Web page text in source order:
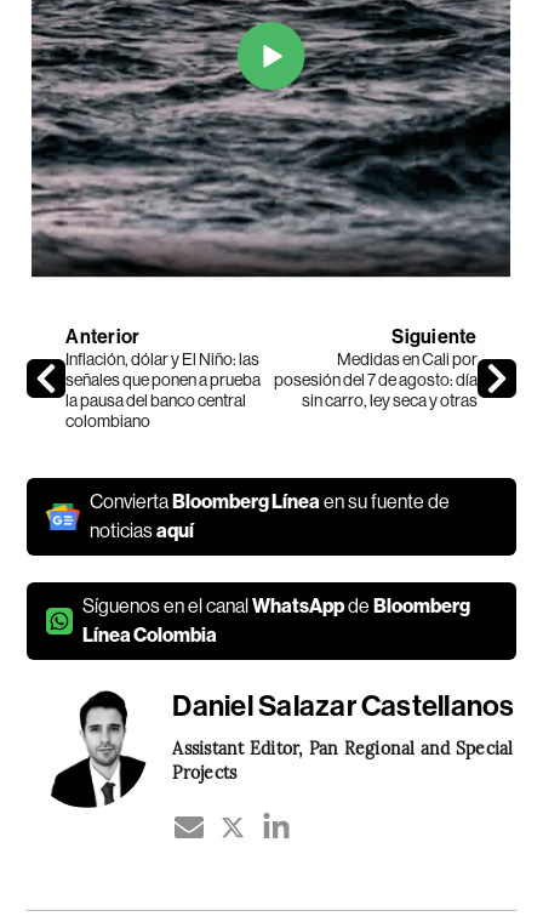
Anterior
Inflación, dólar y El Niño: las
señales que ponen a prueba
la pausa del banco central
colombiano
Siguiente
Medidas en Cali por
posesión del 7 de agosto: día
sin carro, ley seca y otras
ConviertaBloomberg Líneaen su fuente de
noticiasaquí
Síguenos en el canalWhatsAppdeBloomberg
Línea Colombia
Daniel Salazar Castellanos
Assistant Editor, Pan Regional and Special
Projects